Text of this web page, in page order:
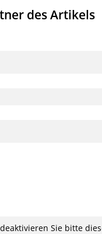
des Artikels
Sie bitte